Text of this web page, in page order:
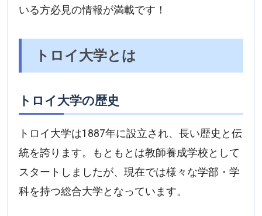
いる方必見の情報が満載です！
トロイ大学とは
トロイ大学の歴史
トロイ大学は1887年に設立され、長い歴史と伝
統を誇ります。もともとは教師養成学校として
スタートしましたが、現在では様々な学部・学
科を持つ総合大学となっています。